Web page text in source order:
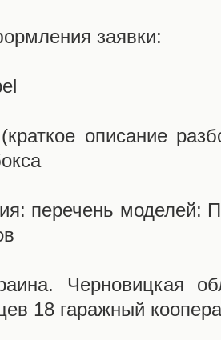
заявки:
описание
перечень моделей:
Черновицкая
18 гаражный